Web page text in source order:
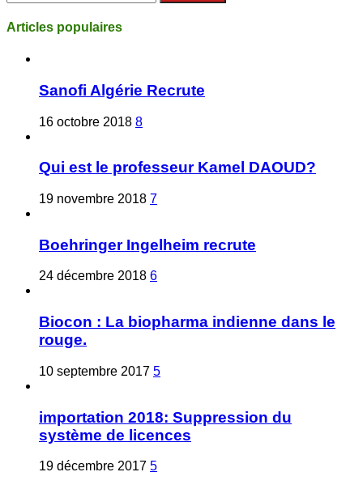
Articles populaires
Sanofi Algérie Recrute
16 octobre 2018 8
Qui est le professeur Kamel DAOUD?
19 novembre 2018 7
Boehringer Ingelheim recrute
24 décembre 2018 6
Biocon : La biopharma indienne dans le
rouge.
10 septembre 2017 5
importation 2018: Suppression du
système de licences
19 décembre 2017 5